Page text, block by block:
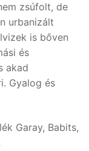
zsúfolt, de
urbanizált
is bőven
és
akad
Gyalog és
Garay, Babits,